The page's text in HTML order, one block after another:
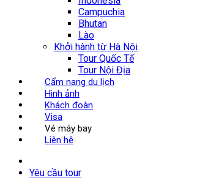
Campuchia
Bhutan
Lào
Khởi hành từ Hà Nội
Tour Quốc Tế
Tour Nội Địa
Cẩm nang du lịch
Hình ảnh
Khách đoàn
Visa
Vé máy bay
Liên hệ
Yêu cầu tour